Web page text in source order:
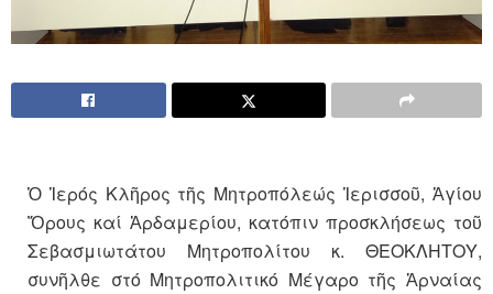
Ὁ Ἱερός Κλῆρος τῆς Μητροπόλεώς Ἱερισσοῦ, Ἁγίου
Ὄρους καί Ἀρδαμερίου, κατόπιν προσκλήσεως τοῦ
Σεβασμιωτάτου Μητροπολίτου κ. ΘΕΟΚΛΗΤΟΥ,
συνῆλθε στό Μητροπολιτικό Μέγαρο τῆς Ἀρναίας